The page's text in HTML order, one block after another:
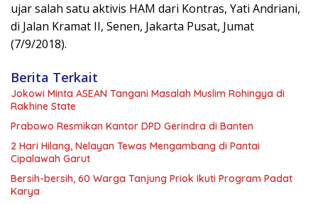
ujar salah satu aktivis HAM dari Kontras, Yati Andriani,
di Jalan Kramat II, Senen, Jakarta Pusat, Jumat
(7/9/2018).
Berita Terkait
Jokowi Minta ASEAN Tangani Masalah Muslim Rohingya di
Rakhine State
Prabowo Resmikan Kantor DPD Gerindra di Banten
2 Hari Hilang, Nelayan Tewas Mengambang di Pantai
Cipalawah Garut
Bersih-bersih, 60 Warga Tanjung Priok Ikuti Program Padat
Karya